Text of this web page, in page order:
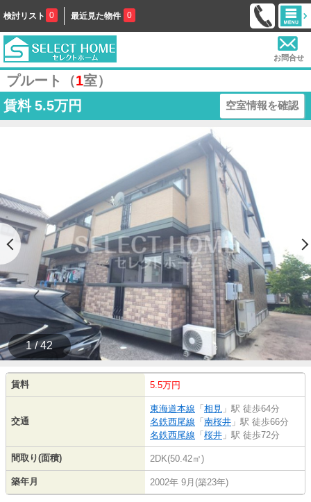
検討リスト 0 最近見た物件 0
お問合せ
プルート（1室）
賃料 5.5万円 空室情報を確認
1 / 42
賃料 5.5万円
交通
東海道本線 「 相見 」駅 徒歩64分
名鉄西尾線 「 南桜井 」駅 徒歩66分
名鉄西尾線 「 桜井 」駅 徒歩72分
間取り(面積) 2DK(50.42㎡)
築年月 2002年 9月(築23年)